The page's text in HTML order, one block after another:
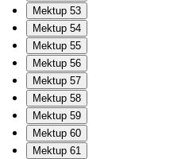
Mektup 53
Mektup 54
Mektup 55
Mektup 56
Mektup 57
Mektup 58
Mektup 59
Mektup 60
Mektup 61